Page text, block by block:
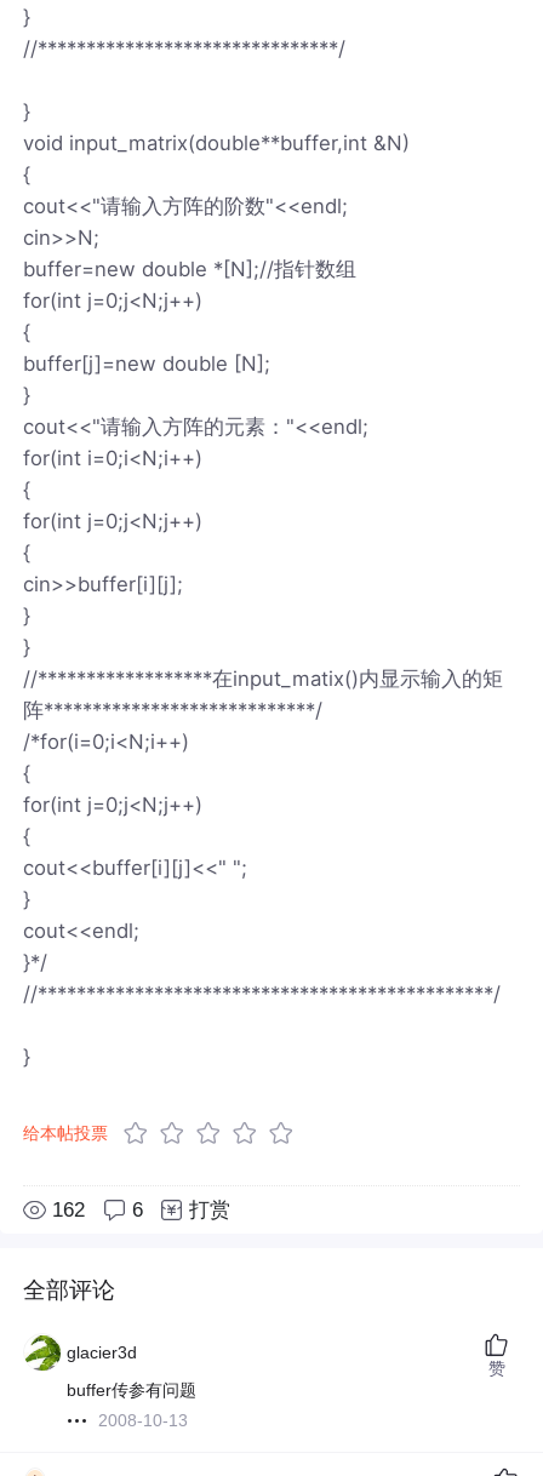
}
//*******************************/
}
void input_matrix(double**buffer,int &N)
{
cout<<"请输入方阵的阶数"<<endl;
cin>>N;
buffer=new double *[N];//指针数组
for(int j=0;j<N;j++)
{
buffer[j]=new double [N];
}
cout<<"请输入方阵的元素："<<endl;
for(int i=0;i<N;i++)
{
for(int j=0;j<N;j++)
{
cin>>buffer[i][j];
}
}
//******************在input_matix()内显示输入的矩
阵****************************/
/*for(i=0;i<N;i++)
{
for(int j=0;j<N;j++)
{
cout<<buffer[i][j]<<" ";
}
cout<<endl;
}*/
//***********************************************/
}
给本帖投票
162 6 打赏
全部评论
glacier3d
buffer传参有问题
2008-10-13
赞